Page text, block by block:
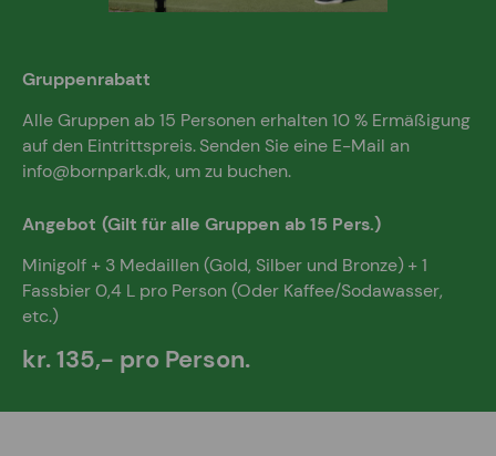
Gruppenrabatt
Alle Gruppen ab 15 Personen erhalten 10 % Ermäßigung
auf den Eintrittspreis.Senden Sie eine E-Mail an
info@bornpark.dk, um zu buchen.
Angebot (Gilt für alle Gruppen ab 15 Pers.)
Minigolf + 3 Medaillen (Gold, Silber und Bronze) + 1
Fassbier 0,4 L pro Person (Oder Kaffee/Sodawasser,
etc.)
kr. 135,- pro Person.